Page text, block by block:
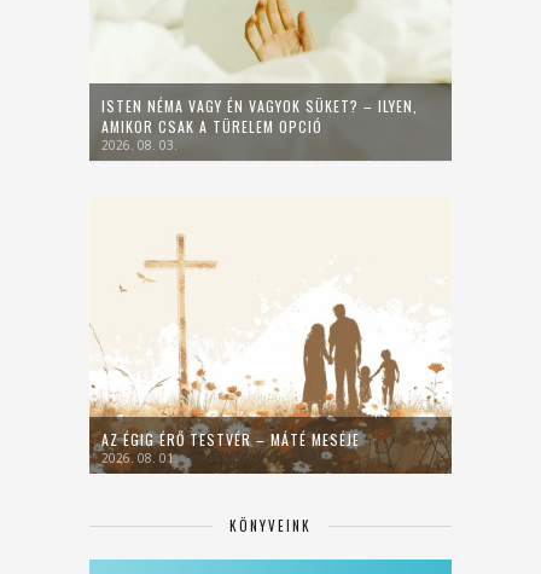
ISTEN NÉMA VAGY ÉN VAGYOK SÜKET? – ILYEN,
AMIKOR CSAK A TÜRELEM OPCIÓ
2026. 08. 03.
AZ ÉGIG ÉRŐ TESTVÉR – MÁTÉ MESÉJE
2026. 08. 01.
KÖNYVEINK